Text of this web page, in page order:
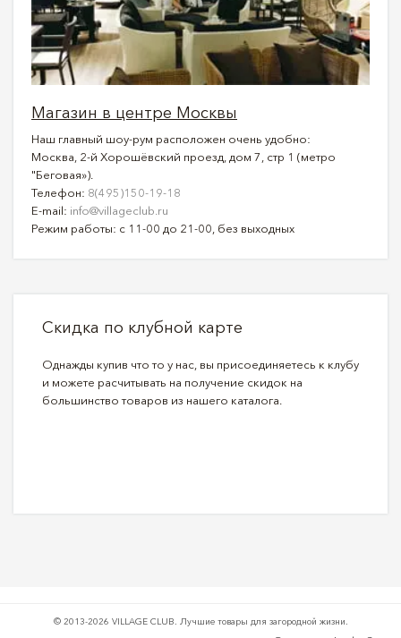
Магазин в центре Москвы
Наш главный шоу-рум расположен очень удобно:
Москва, 2-й Хорошёвский проезд, дом 7, стр 1 (метро
"Беговая»).
Телефон: 8(495)150-19-18
E-mail: info@villageclub.ru
Режим работы: с 11-00 до 21-00, без выходных
Скидка по клубной карте
Однажды купив что то у нас, вы присоединяетесь к клубу
и можете расчитывать на получение скидок на
большинство товаров из нашего каталога.
© 2013-2026 VILLAGE CLUB. Лучшие товары для загородной жизни.